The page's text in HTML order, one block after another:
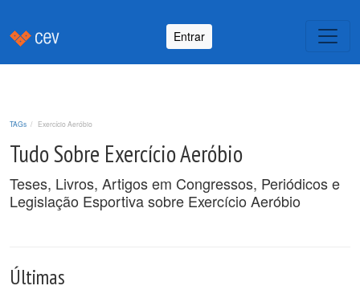
Entrar
TAGs Exercício Aeróbio
Tudo Sobre Exercício Aeróbio
Teses, Livros, Artigos em Congressos, Periódicos e
Legislação Esportiva sobre Exercício Aeróbio
Últimas